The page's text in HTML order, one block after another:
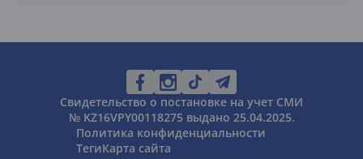
Свидетельство о постановке на учет СМИ
№ KZ16VPY00118275 выдано 25.04.2025.
Политика конфиденциальности
ТегиКарта сайта